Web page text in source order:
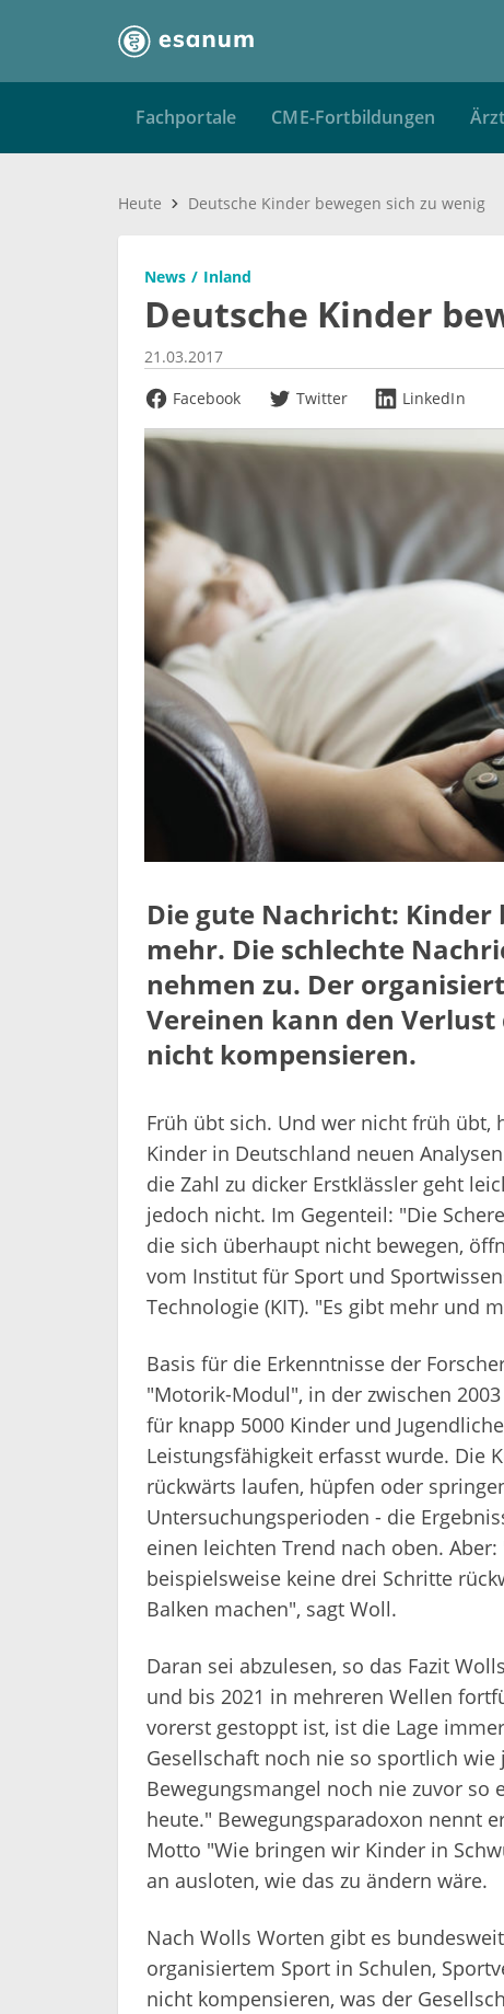
Fachportale CME-Fortbildungen
Heute Deutsche Kinder bewegen sich zu wenig
News Inland
Deutsche Kinder
21.03.2017
Facebook
Twitter LinkedIn
Die gute Nachricht:
mehr. Die schlechte
nehmen zu. Der
Vereinen kann den Verlust
nicht kompensieren.
Früh übt sich. Und wer nicht früh übt,
Kinder in Deutschland neuen
die Zahl zu dicker Erstklässler geht
jedoch nicht. Im Gegenteil: "Die
die sich überhaupt nicht bewegen,
vom Institut für Sport und
Technologie (KIT). "Es gibt mehr und
Basis für die Erkenntnisse der
"Motorik-Modul", in der zwischen
für knapp 5000 Kinder und
Leistungsfähigkeit erfasst wurde. Die
rückwärts laufen, hüpfen oder
Untersuchungsperioden - die
einen leichten Trend nach oben.
beispielsweise keine drei Schritte
Balken machen", sagt Woll.
Daran sei abzulesen, so das Fazit
und bis 2021 in mehreren Wellen
vorerst gestoppt ist, ist die Lage
Gesellschaft noch nie so sportlich
Bewegungsmangel noch nie zuvor so
heute." Bewegungsparadoxon nennt
Motto "Wie bringen wir Kinder in
an ausloten, wie das zu ändern wäre.
Nach Wolls Worten gibt es
organisiertem Sport in Schulen,
nicht kompensieren, was der